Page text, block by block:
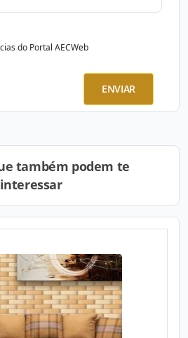
do Portal AECWeb
ENVIAR
também podem te
interessar